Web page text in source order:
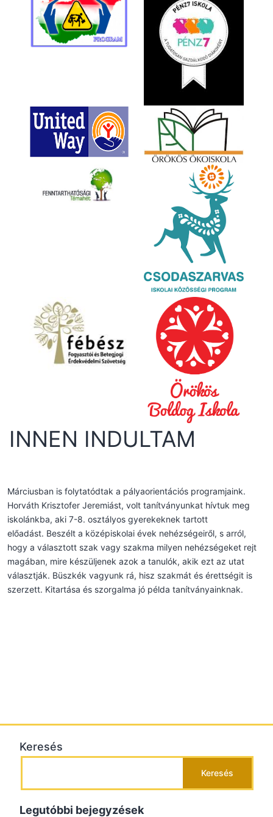
INNEN INDULTAM
Márciusban is folytatódtak a pályaorientációs programjaink.
Horváth Krisztofer Jeremiást, volt tanítványunkat hívtuk meg
iskolánkba, aki 7-8. osztályos gyerekeknek tartott
előadást. Beszélt a középiskolai évek nehézségeiről, s arról,
hogy a választott szak vagy szakma milyen nehézségeket rejt
magában, mire készüljenek azok a tanulók, akik ezt az utat
választják. Büszkék vagyunk rá, hisz szakmát és érettségit is
szerzett. Kitartása és szorgalma jó példa tanítványainknak.
Keresés
Keresés
Legutóbbi bejegyzések